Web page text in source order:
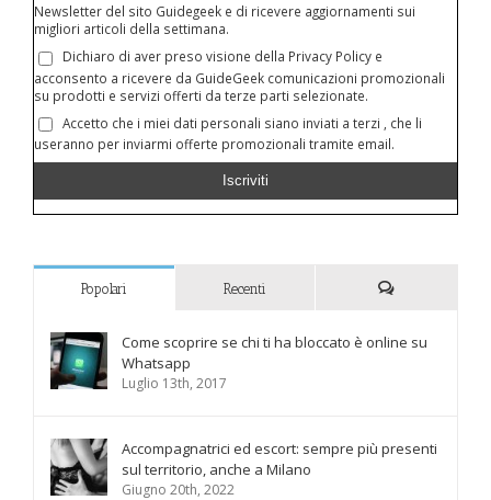
Newsletter del sito Guidegeek e di ricevere aggiornamenti sui
migliori articoli della settimana.
Dichiaro di aver preso visione della Privacy Policy e
acconsento a ricevere da GuideGeek comunicazioni promozionali
su prodotti e servizi offerti da terze parti selezionate.
Accetto che i miei dati personali siano inviati a terzi , che li
useranno per inviarmi offerte promozionali tramite email.
Popolari Recenti
Come scoprire se chi ti ha bloccato è online su
Whatsapp
Luglio 13th, 2017
Accompagnatrici ed escort: sempre più presenti
sul territorio, anche a Milano
Giugno 20th, 2022